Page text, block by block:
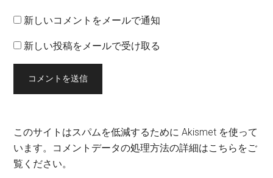
新しいコメントをメールで通知
新しい投稿をメールで受け取る
このサイトはスパムを低減するために Akismet を使って
います。 コメントデータの処理方法の詳細はこちらをご
覧ください。